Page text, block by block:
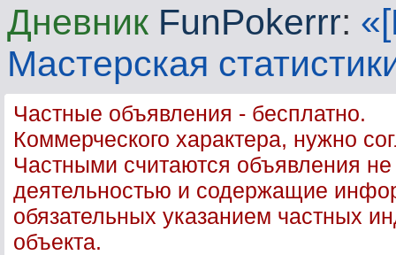
Дневник FunPokerrr:
Мастерская
Частные объявления - бесплатно.
Коммерческого характера, нужно
Частными считаются объявления
деятельностью и содержащие
обязательных указанием частных
объекта.